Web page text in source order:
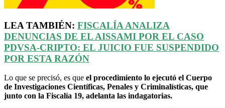
LEA TAMBIÉN: FISCALÍA ANALIZA
DENUNCIAS DE EL AISSAMI POR EL CASO
PDVSA-CRIPTO: EL JUICIO FUE SUSPENDIDO
POR ESTA RAZÓN
Lo que se precisó, es que el procedimiento lo ejecutó el Cuerpo
de Investigaciones Científicas, Penales y Criminalísticas, que
junto con la Fiscalía 19, adelanta las indagatorias.